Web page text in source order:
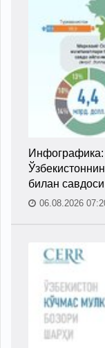
Инфографика:
билан савдоси
06.08.2026